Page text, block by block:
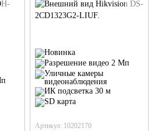
Артикул: 10202170